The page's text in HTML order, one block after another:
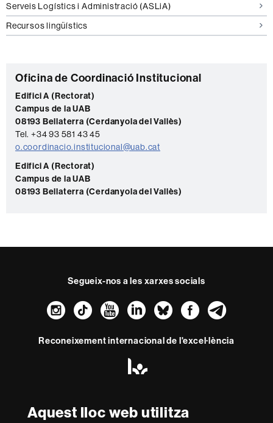
Aquest lloc web utilitza
Serveis Logístics i Administració (ASLiA)
Recursos lingüístics
C
o
n
t
a
c
t
Oficina de Coordinació Institucional
Edifici A (Rectorat)
Campus de la UAB
08193 Bellaterra (Cerdanyola del Vallès)
Tel. +34 93 581 43 45
o.coordinacio.institucional@uab.cat
Edifici A (Rectorat)
Campus de la UAB
08193 Bellaterra (Cerdanyola del Vallès)
Segueix-nos a les xarxes socials
Instagram
TikTokYouTube
LinkedIn
Bluesky
Reconeixement internacional de l'excel·lència
-
Amb el finançament de